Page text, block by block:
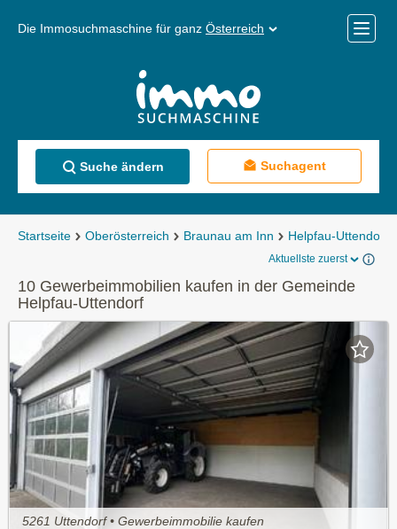
Die Immosuchmaschine für ganz Österreich
Menü
Suche ändern Suchagent
Startseite Oberösterreich Braunau am Inn Helpfau-Uttendorf
Aktuellste zuerst
10 Gewerbeimmobilien kaufen in der Gemeinde
Helpfau-Uttendorf
5261 Uttendorf • Gewerbeimmobilie kaufen